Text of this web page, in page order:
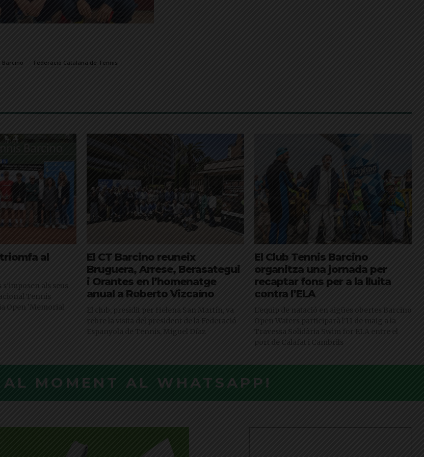
Barcino Federació Catalana de Tennis
al
s'imposen als seus
Tennis
Open 'Memorial
El CT Barcino reuneix
Bruguera, Arrese, Berasategui
i Orantes en l’homenatge
anual a Roberto Vizcaíno
El club, presidit per Helena San Martín, va
rebre la visita del president de la Federació
Espanyola de Tennis, Miguel Díaz
El Club Tennis Barcino
organitza una jornada per
recaptar fons per a la lluita
contra l’ELA
L'equip de natació en aigües obertes Barcino
Open Waters participarà l'11 de maig a la
Travessa Solidària Swim for ELA entre el
port de Calafat i Cambrils
MOMENT AL WHATSAPP!